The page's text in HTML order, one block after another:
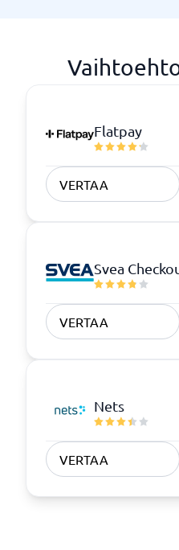
Flatpay
VERTAA
Svea
VERTAA
Nets
VERTAA